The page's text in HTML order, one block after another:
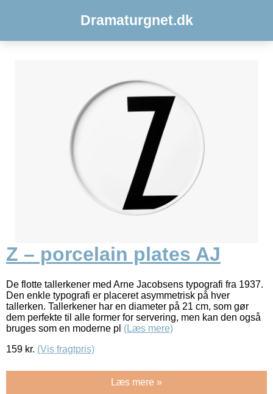
Dramaturgnet.dk
Z – porcelain plates AJ
De flotte tallerkener med Arne Jacobsens typografi fra 1937.
Den enkle typografi er placeret asymmetrisk på hver
tallerken. Tallerkener har en diameter på 21 cm, som gør
dem perfekte til alle former for servering, men kan den også
bruges som en moderne pl (Læs mere)
159 kr. (Vis fragtpris)
Læs mere »